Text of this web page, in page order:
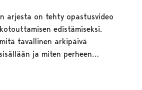
arjesta on tehty opastusvideo
edistämiseksi.
tavallinen arkipäivä
ja miten perheen…